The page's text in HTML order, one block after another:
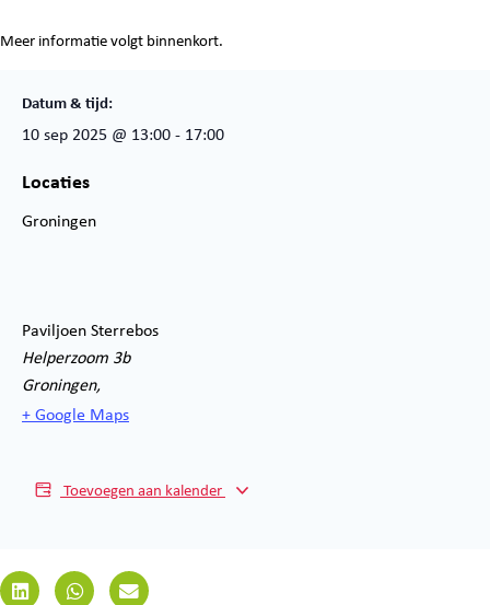
Meer informatie volgt binnenkort.
Datum & tijd:
10 sep 2025 @ 13:00 - 17:00
Locaties
Groningen
Paviljoen Sterrebos
Helperzoom 3b
Groningen,
+ Google Maps
Toevoegen aan kalender